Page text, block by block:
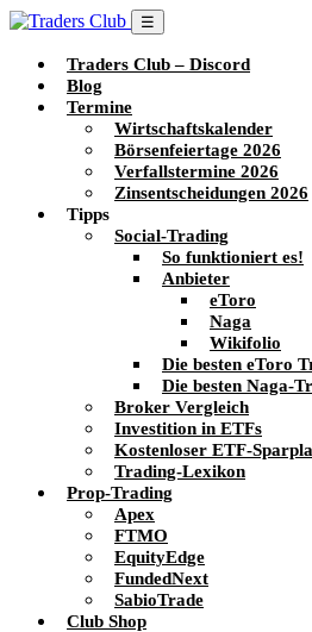
☰
Traders Club – Discord
Blog
Termine
Wirtschaftskalender
Börsenfeiertage 2026
Verfallstermine 2026
Zinsentscheidungen 2026
Tipps
Social-Trading
So funktioniert es!
Anbieter
eToro
Naga
Wikifolio
Die besten eToro
Die besten Naga-
Broker Vergleich
Investition in ETFs
Kostenloser ETF-
Trading-Lexikon
Prop-Trading
Apex
FTMO
EquityEdge
FundedNext
SabioTrade
Club Shop